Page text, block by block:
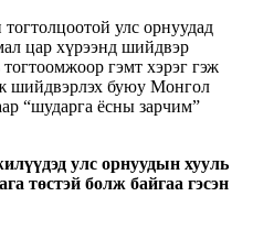
улс орнуудад
цар хүрээнд шийдвэр
гэмт хэрэг гэж
шийдвэрлэх буюу Монгол
“шударга ёсны зарчим”
улс орнуудын хууль
төстэй болж байгаа гэсэн